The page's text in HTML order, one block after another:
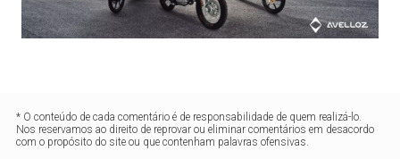
* O conteúdo de cada comentário é de responsabilidade de quem realizá-lo.
Nos reservamos ao direito de reprovar ou eliminar comentários em desacordo
com o propósito do site ou que contenham palavras ofensivas.